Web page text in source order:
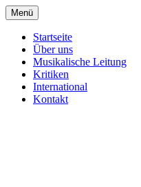
Zum
Inhalt
springen
Berlin
Berlin
Menü
Startseite
Über uns
Musikalische Leitung
Kritiken
International
Kontakt